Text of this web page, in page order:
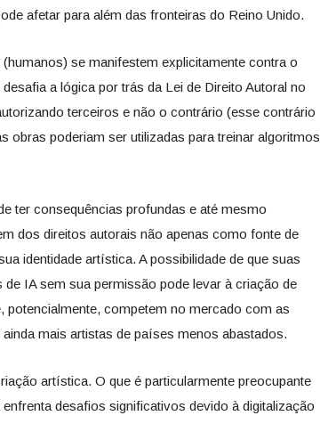
afetar para além das fronteiras do Reino Unido.
se manifestem explicitamente contra o
a lógica por trás da Lei de Direito Autoral no
terceiros e não o contrário (esse contrário
obras poderiam ser utilizadas para treinar algoritmos
ter consequências profundas e até mesmo
dos direitos autorais não apenas como fonte de
identidade artística. A possibilidade de que suas
IA sem sua permissão pode levar à criação de
potencialmente, competem no mercado com as
mais artistas de países menos abastados.
artística. O que é particularmente preocupante
desafios significativos devido à digitalização